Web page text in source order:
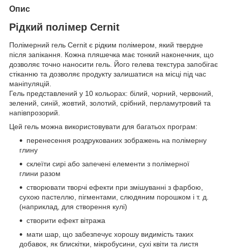
Опис
Рідкий полімер Cernit
Полімерний гель Cernit є рідким полімером, який твердне
після запікання. Кожна пляшечка має тонкий наконечник, що
дозволяє точно наносити гель. Його гелева текстура запобігає
стіканню та дозволяє продукту залишатися на місці під час
маніпуляцій.
Гель представлений у 10 кольорах: білий, чорний, червоний,
зелений, синій, жовтий, золотий, срібний, перламутровий та
напівпрозорий.
Цей гель можна використовувати для багатьох програм:
перенесення роздрукованих зображень на полімерну
глину
склеїти сирі або запечені елементи з полімерної
глини разом
створювати творчі ефекти при змішуванні з фарбою,
сухою пастеллю, пігментами, слюдяним порошком і т. д.
(наприклад, для створення кулі)
створити ефект вітража
мати шар, що забезпечує хорошу видимість таких
добавок, як блискітки, мікробусини, сухі квіти та листя